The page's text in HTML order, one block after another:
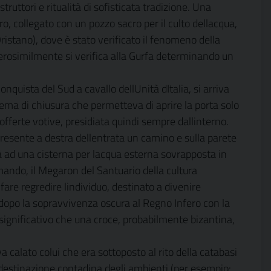
e ritualità di sofisticata tradizione. Una
con un pozzo sacro per il culto dellacqua,
dove è stato verificato il fenomeno della
si verifica alla Gurfa determinando un
del Sud a cavallo dellUnità dItalia, si arriva
di chiusura che permetteva di aprire la porta solo
votive, presidiata quindi sempre dallinterno.
a destra dellentrata un camino e sulla parete
una cisterna per lacqua esterna sovrapposta in
il Megaron del Santuario della cultura
regredire lindividuo, destinato a divenire
la sopravvivenza oscura al Regno Infero con la
che una croce, probabilmente bizantina,
calato colui che era sottoposto al rito della catabasi